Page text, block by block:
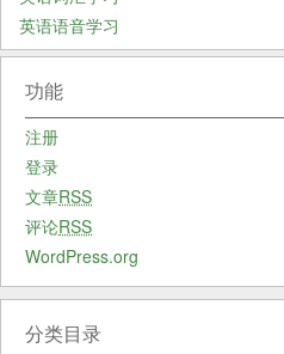
英语语音学习
功能
注册
登录
文章RSS
评论RSS
WordPress.org
分类目录